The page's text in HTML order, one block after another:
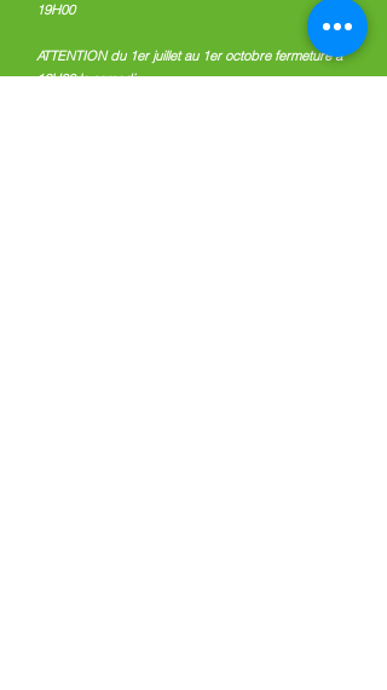
19H00
ATTENTION du 1er juillet au 1er octobre fermeture à
12H00 le samedi